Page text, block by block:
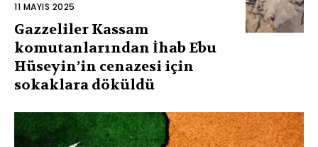
11 MAYIS 2025
Gazzeliler Kassam
komutanlarından İhab Ebu
Hüseyin’in cenazesi için
sokaklara döküldü